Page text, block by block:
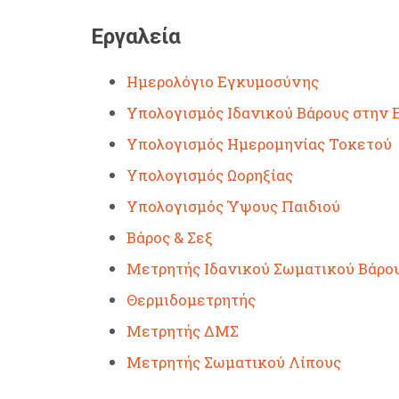
Εργαλεία
Ημερολόγιο Εγκυμοσύνης
Υπολογισμός Ιδανικού Βάρους στην
Υπολογισμός Ημερομηνίας Τοκετού
Υπολογισμός Ωορηξίας
Υπολογισμός Ύψους Παιδιού
Βάρος & Σεξ
Μετρητής Ιδανικού Σωματικού
Θερμιδομετρητής
Μετρητής ΔΜΣ
Μετρητής Σωματικού Λίπους